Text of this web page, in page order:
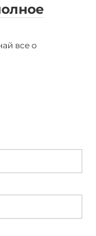
все о